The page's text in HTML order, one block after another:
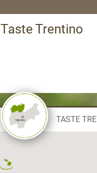
Taste Trentino
TASTE